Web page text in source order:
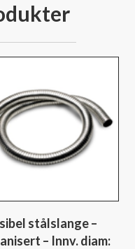
stålslange –
– Innv. diam: